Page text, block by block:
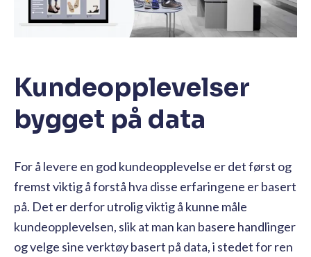
Kundeopplevelser
bygget på data
For å levere en god kundeopplevelse er det først og
fremst viktig å forstå hva disse erfaringene er basert
på. Det er derfor utrolig viktig å kunne måle
kundeopplevelsen, slik at man kan basere handlinger
og velge sine verktøy basert på data, i stedet for ren